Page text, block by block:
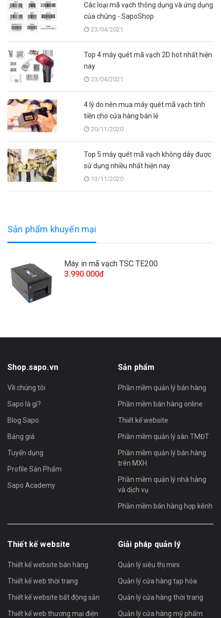
Các loại mã vạch thông dụng và ứng dụng
của chúng - SapoShop
23/04/2021
Top 4 máy quét mã vạch 2D hot nhất hiện
nay
23/04/2021
4 lý do nên mua máy quét mã vạch tính
tiền cho cửa hàng bán lẻ
20/11/2020
Top 5 máy quét mã vạch không dây được
sử dụng nhiều nhất hiện nay
13/11/2020
Sản phẩm khuyến mại
Máy in mã vạch TSC TE200
3.990.000đ
Shop.sapo.vn
Về chúng tôi
Sapo là gì?
Blog Sapo
Bảng giá
Tuyển dụng
Profile Sản Phẩm
Sapo Academy
Sản phẩm
Phần mềm quản lý bán hàng
Phần mềm bán hàng online
Thiết kế website
Phần mềm quản lý sàn TMĐT
Phần mềm quản lý bán hàng
trên MXH
Phần mềm quản lý nhà hàng
và dịch vụ
Phần mềm bán hàng hợp kênh
Thiết kế website
Thiết kế website bán hàng
Thiết kế web thời trang
Thiết kế website bất động sản
Thiết kế web thương mại điện
Giải pháp quản lý
Quản lý siêu thị mini
Quản lý cửa hàng tạp hóa
Quản lý cửa hàng thời trang
Quản lý cửa hàng mỹ phẩm